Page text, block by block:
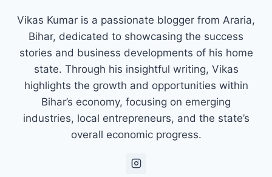
Vikas Kumar is a passionate blogger from Araria,
Bihar, dedicated to showcasing the success
stories and business developments of his home
state. Through his insightful writing, Vikas
highlights the growth and opportunities within
Bihar’s economy, focusing on emerging
industries, local entrepreneurs, and the state’s
overall economic progress.